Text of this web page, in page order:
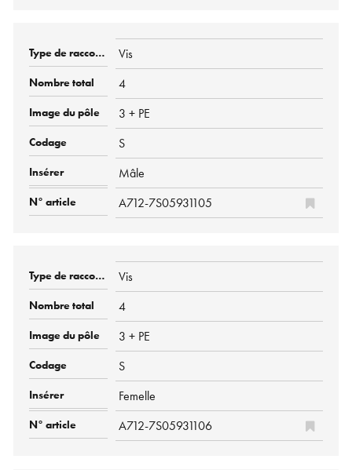
Vis
4
3 + PE
S
Mâle
A712-7S05931105
Vis
4
3 + PE
S
Femelle
A712-7S05931106